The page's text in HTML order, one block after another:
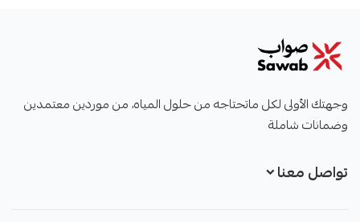
وجهتك الأولى لكل ماتحتاجه من حلول المياه، من موردين معتمدين
وضمانات شاملة
تواصل معنا